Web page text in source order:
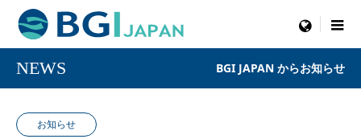
menu
NEWS BGI JAPAN からお知らせ
お知らせ